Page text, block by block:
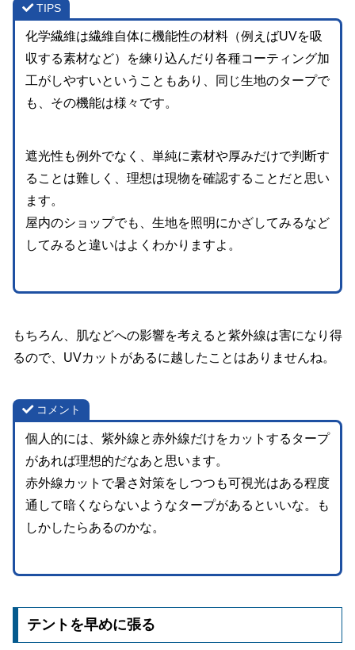
TIPS
化学繊維は繊維自体に機能性の材料（例えばUVを吸
収する素材など）を練り込んだり各種コーティング加
工がしやすいということもあり、同じ生地のタープで
も、その機能は様々です。
遮光性も例外でなく、単純に素材や厚みだけで判断す
ることは難しく、理想は現物を確認することだと思い
ます。
屋内のショップでも、生地を照明にかざしてみるなど
してみると違いはよくわかりますよ。
もちろん、肌などへの影響を考えると紫外線は害になり得
るので、UVカットがあるに越したことはありませんね。
コメント
個人的には、紫外線と赤外線だけをカットするタープ
があれば理想的だなあと思います。
赤外線カットで暑さ対策をしつつも可視光はある程度
通して暗くならないようなタープがあるといいな。も
しかしたらあるのかな。
テントを早めに張る